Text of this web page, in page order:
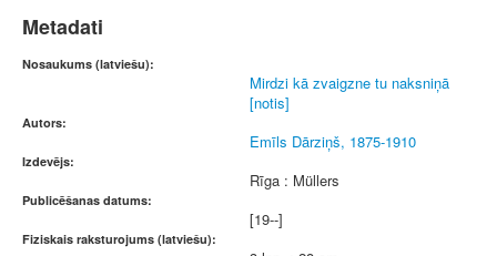
Metadati
Nosaukums (latviešu):
Mirdzi kā zvaigzne tu naksniņā
[notis]
Autors:
Emīls Dārziņš, 1875-1910
Izdevējs:
Rīga : Müllers
Publicēšanas datums:
[19--]
Fiziskais raksturojums (latviešu):